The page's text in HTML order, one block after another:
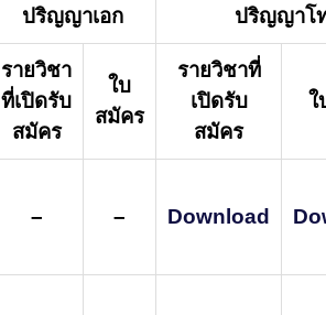
ปริญญาเอก ปริญญาโ
รายวิชา
ที่เปิดรับ
สมัคร
ใบ
สมัคร
รายวิชาที่
เปิดรับ
สมัคร
ใ
– – Download